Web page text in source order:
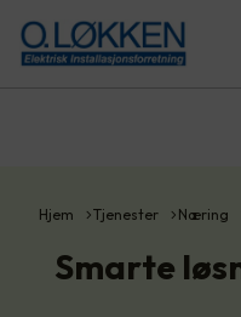
Hjem Tjenester Næring
Smarte